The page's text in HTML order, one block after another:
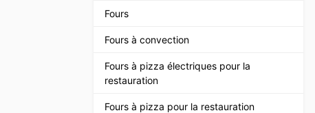
Fours
Fours à convection
Fours à pizza électriques pour la
restauration
Fours à pizza pour la restauration